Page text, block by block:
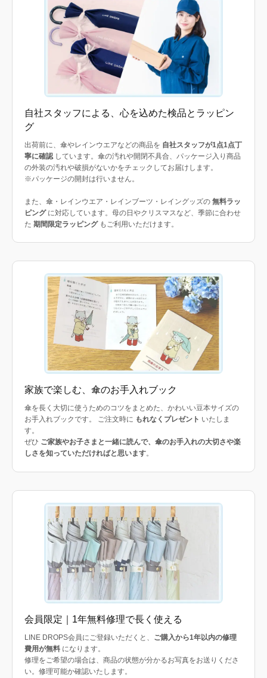
自社スタッフによる、心を込めた検品とラッピン
グ
出荷前に、傘やレインウエアなどの商品を 自社スタッフが1点1点丁
寧に確認 しています。傘の汚れや開閉不具合、パッケージ入り商品
の外装の汚れや破損がないかをチェックしてお届けします。
※パッケージの開封は行いません。
また、傘・レインウエア・レインブーツ・レイングッズの 無料ラッ
ピングに対応しています。母の日やクリスマスなど、季節に合わせ
た 期間限定ラッピングもご利用いただけます。
家族で楽しむ、傘のお手入れブック
傘を長く大切に使うためのコツをまとめた、かわいい豆本サイズの
お手入れブックです。 ご注文時に もれなくプレゼント いたしま
す。
ぜひ ご家族やお子さまと一緒に読んで、傘のお手入れの大切さや楽
しさを知っていただければと思います。
会員限定｜1年無料修理で長く使える
LINE DROPS会員にご登録いただくと、 ご購入から1年以内の修理
費用が無料 になります。
修理をご希望の場合は、商品の状態が分かるお写真をお送りくださ
い。修理可能か確認いたします。